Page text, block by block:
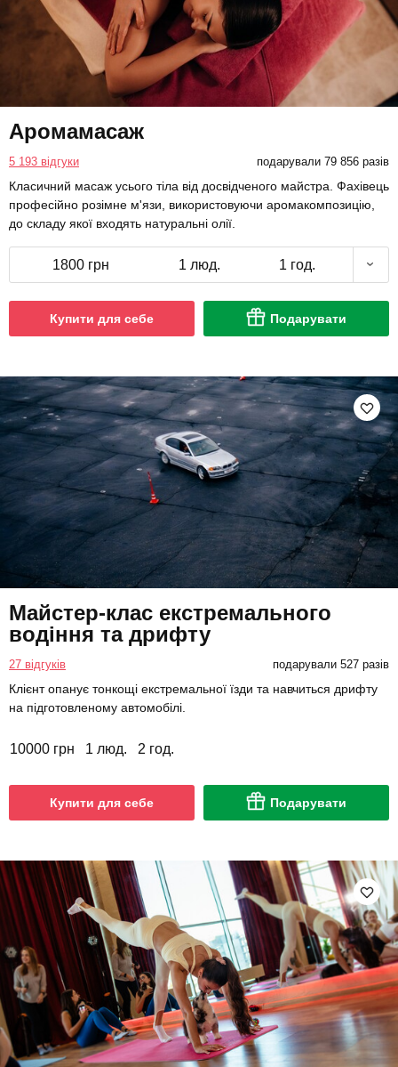
Аромамасаж
5 193 відгуки подарували 79 856 разів
Класичний масаж усього тіла від досвідченого майстра. Фахівець
професійно розімне м'язи, використовуючи аромакомпозицію,
до складу якої входять натуральні олії.
1800 грн 1 люд. 1 год.
Купити для себе Подарувати
Майстер-клас екстремального
водіння та дрифту
27 відгуків подарували 527 разів
Клієнт опанує тонкощі екстремальної їзди та навчиться дрифту
на підготовленому автомобілі.
10000 грн 1 люд. 2 год.
Купити для себе Подарувати